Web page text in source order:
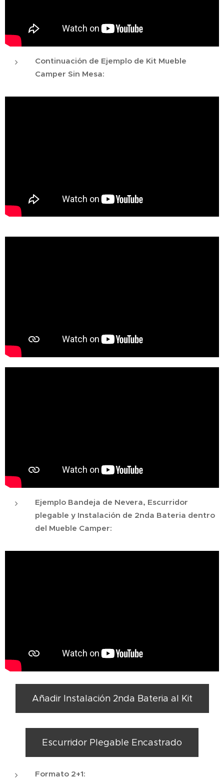
Continuación de Ejemplo de Kit Mueble
Camper Sin Mesa:
Ejemplo Bandeja de Nevera, Escurridor
plegable y Instalación de 2nda Bateria dentro
del Mueble Camper:
Añadir Instalación 2nda Bateria al Kit
Escurridor Plegable Encastrado
Formato 2+1: